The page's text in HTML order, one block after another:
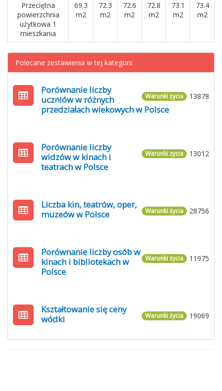
Przeciętna
powierzchnia
użytkowa 1
mieszkania
69.3
m2
72.3
m2
72.6
m2
72.8
m2
73.1
m2
73.4
m2
Polecane zestawienia w tej kategorii
13878
Warunki życia
Porównanie liczby
uczniów w różnych
przedziałach wiekowych w Polsce
13012
Warunki życia
Porównanie liczby
widzów w kinach i
teatrach w Polsce
28756
Warunki życia
Liczba kin, teatrów, oper,
muzeów w Polsce
11975
Warunki życia
Porównanie liczby osób w
kinach i bibliotekach w
Polsce
19069
Warunki życia
Kształtowanie się ceny
wódki